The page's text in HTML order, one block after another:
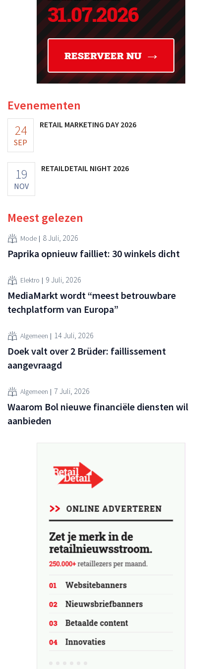
Evenementen
24
SEP
RETAIL MARKETING DAY 2026
19
NOV
RETAILDETAIL NIGHT 2026
Meest gelezen
Mode 8 Juli, 2026
Paprika opnieuw failliet: 30 winkels dicht
Elektro 9 Juli, 2026
MediaMarkt wordt “meest betrouwbare
techplatform van Europa”
Algemeen 14 Juli, 2026
Doek valt over 2 Brüder: faillissement
aangevraagd
Algemeen 7 Juli, 2026
Waarom Bol nieuwe financiële diensten wil
aanbieden